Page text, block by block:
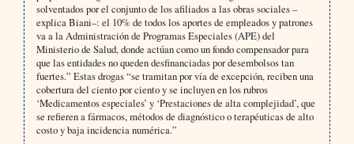
solventados por el conjunto de los afiliados a las obras sociales –
explica Biani–: el 10% de todos los aportes de empleados y patrones
va a la Administración de Programas Especiales (APE) del
Ministerio de Salud, donde actúan como un fondo compensador para
que las entidades no queden desfinanciadas por desembolsos tan
fuertes.” Estas drogas “se tramitan por vía de excepción, reciben una
cobertura del ciento por ciento y se incluyen en los rubros
‘Medicamentos especiales’ y ‘Prestaciones de alta complejidad’, que
se refieren a fármacos, métodos de diagnóstico o terapéuticas de alto
costo y baja incidencia numérica.”